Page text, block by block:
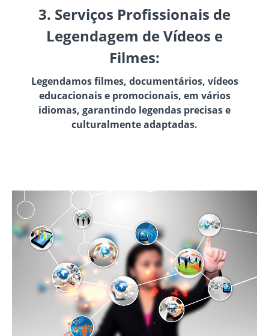
3. Serviços Profissionais de
Legendagem de Vídeos e
Filmes:
Legendamos filmes, documentários, vídeos
educacionais e promocionais, em vários
idiomas, garantindo legendas precisas e
culturalmente adaptadas.